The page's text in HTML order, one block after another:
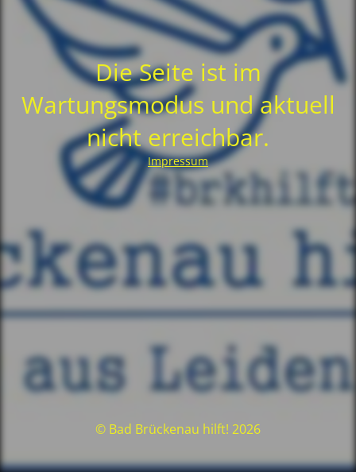
Die Seite ist im
Wartungsmodus und aktuell
nicht erreichbar.
Impressum
© Bad Brückenau hilft! 2026